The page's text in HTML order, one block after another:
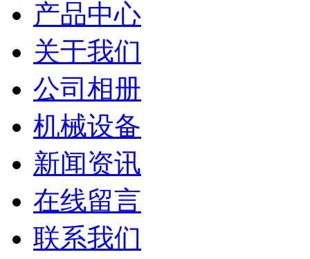
产品中心
关于我们
公司相册
机械设备
新闻资讯
在线留言
联系我们